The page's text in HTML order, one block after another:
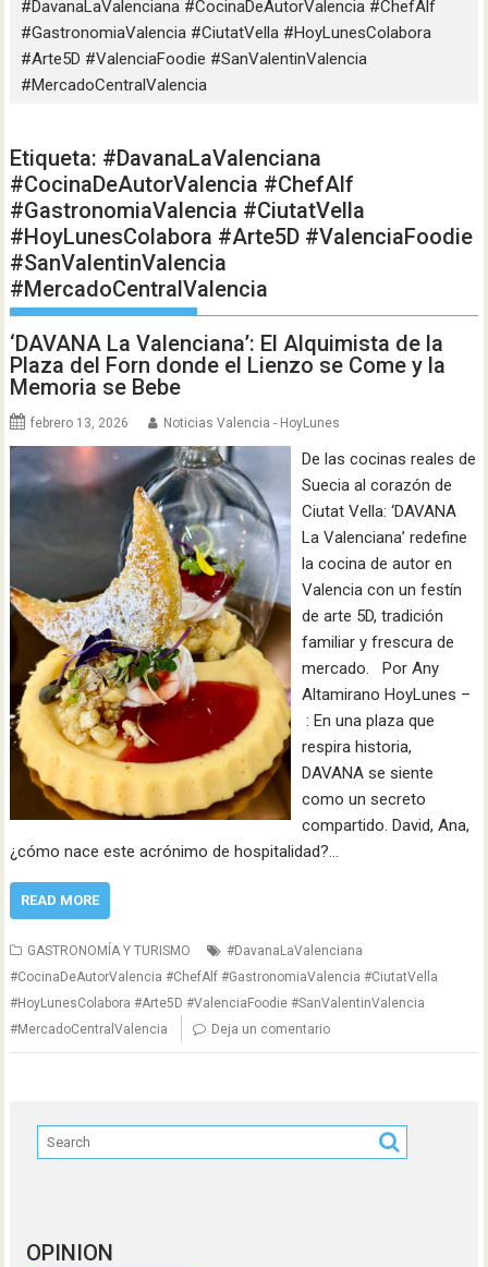
#DavanaLaValenciana #CocinaDeAutorValencia #ChefAlf
#GastronomiaValencia #CiutatVella #HoyLunesColabora
#Arte5D #ValenciaFoodie #SanValentinValencia
#MercadoCentralValencia
Etiqueta: #DavanaLaValenciana
#CocinaDeAutorValencia #ChefAlf
#GastronomiaValencia #CiutatVella
#HoyLunesColabora #Arte5D #ValenciaFoodie
#SanValentinValencia
#MercadoCentralValencia
‘DAVANA La Valenciana’: El Alquimista de la
Plaza del Forn donde el Lienzo se Come y la
Memoria se Bebe
febrero 13, 2026 Noticias Valencia - HoyLunes
De las cocinas reales de
Suecia al corazón de
Ciutat Vella: ‘DAVANA
La Valenciana’ redefine
la cocina de autor en
Valencia con un festín
de arte 5D, tradición
familiar y frescura de
mercado. Por Any
Altamirano HoyLunes –
: En una plaza que
respira historia,
DAVANA se siente
como un secreto
compartido. David, Ana,
¿cómo nace este acrónimo de hospitalidad?…
READ MORE
GASTRONOMÍA Y TURISMO
#DavanaLaValenciana
#CocinaDeAutorValencia #ChefAlf #GastronomiaValencia #CiutatVella
#HoyLunesColabora #Arte5D #ValenciaFoodie #SanValentinValencia
#MercadoCentralValencia
Deja un comentario
OPINION